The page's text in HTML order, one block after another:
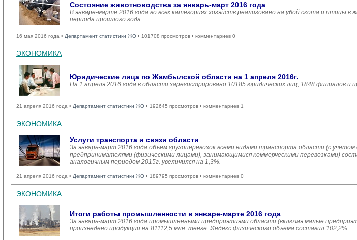
Состояние животноводства за январь-март 2016 года
В январе-марте 2016 года во всех категориях хозяйств реализовано на убой скота и птицы
периода прошлого года.
16 мая 2016 года • Департамент статистики ЖО • 101708 просмотров • комментариев 0
ЭКОНОМИКА
Юридические лица по Жамбылской области на 1 апреля 2016г.
На 1 апреля 2016 года в области зарегистрировано 10185 юридических лиц, 1848 филиалов и
21 апреля 2016 года • Департамент статистики ЖО • 192645 просмотров • комментариев 1
ЭКОНОМИКА
Услуги транспорта и связи области
За январь-март 2016 года объем грузоперевозок всеми видами транспорта области (с
предпринимателями (физическими лицами), занимающимися коммерческими перевозками)
аналогичным периодом 2015г. увеличился на 1,3%.
21 апреля 2016 года • Департамент статистики ЖО • 189795 просмотров • комментариев 0
ЭКОНОМИКА
Итоги работы промышленности в январе-марте 2016 года
За январь-март 2016 года промышленными предприятиями области (включая малые
произведено продукции на 81112,5 млн. тенге. Индекс физического объема составил 102,2%.